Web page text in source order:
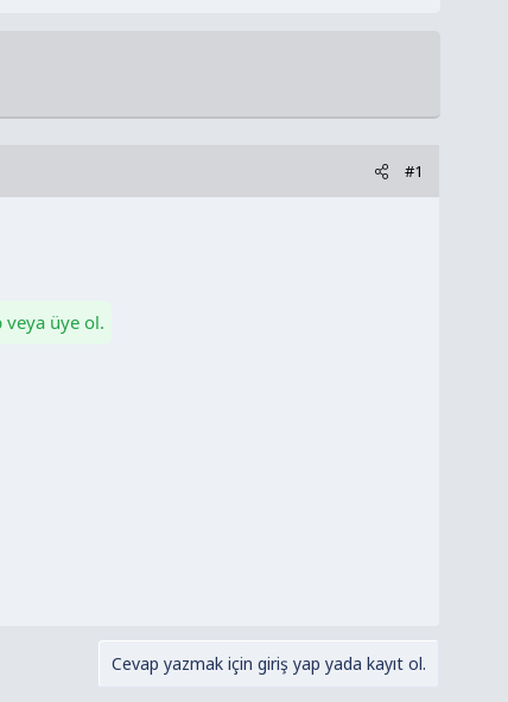
#1
veya üye ol.
Cevap yazmak için giriş yap yada kayıt ol.